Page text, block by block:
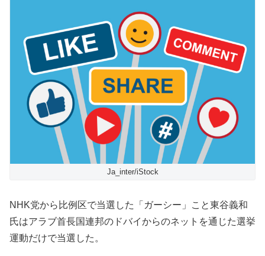
Ja_inter/iStock
NHK党から比例区で当選した「ガーシー」こと東谷義和
氏はアラブ首長国連邦のドバイからのネットを通じた選挙
運動だけで当選した。